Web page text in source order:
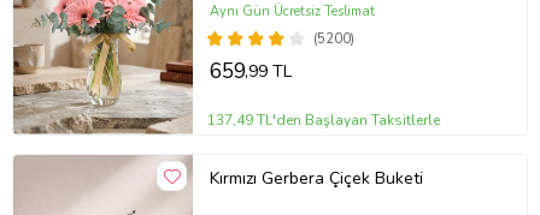
(5200)
Aynı Gün Ücretsiz Teslimat
659,99 TL
137,49 TL'den Başlayan Taksitlerle
Kırmızı Gerbera Çiçek Buketi